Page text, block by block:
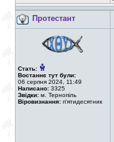
Протестант
Стать:
Востаннє тут були:
06 серпня 2024, 11:49
Написано: 3325
Звідки: м. Тернопіль
Віровизнання: п'ятидесятник